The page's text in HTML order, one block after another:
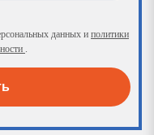
данных и политики
.